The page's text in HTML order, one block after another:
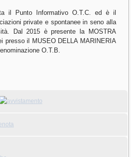
il Punto Informativo O.T.C. ed è il
private e spontanee in seno alla
. Dal 2015 è presente la MOSTRA
presso il MUSEO DELLA MARINERIA
O.T.B.